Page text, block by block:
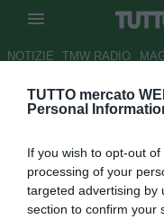
TUTTO mercato
Personal
If you wish to opt-out
processing of your
targeted advertising by
section to confirm your
NOTIZIE TMW RADIO
Il neo
Autore
vedi